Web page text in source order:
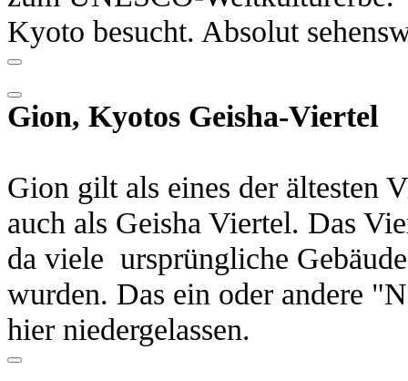
Kyoto besucht. Absolut
Gion, Kyotos Geisha-Viertel
Gion gilt als eines der ältesten
auch als Geisha Viertel. Das
da viele ursprüngliche
wurden. Das ein oder andere
hier niedergelassen.